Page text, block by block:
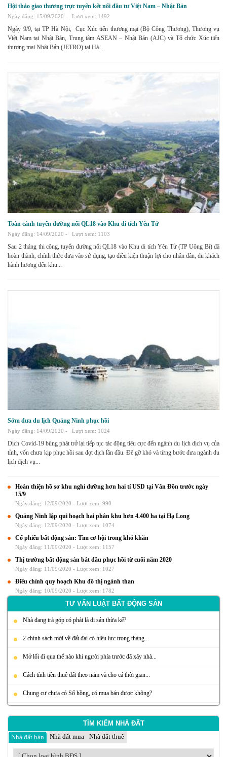
TÌM KIẾM NHÀ ĐẤT
Nhà đất bán
Nhà đất mua Nhà đất thuê
Hội thảo giao thương trực tuyến kết nối đầu tư Việt Nam – Nhật Bản
Ngày đăng: 15/09/2020 - Lượt xem: 1492
Ngày 9/9, tại TP Hà Nội, Cục Xúc tiến thương mại (Bộ Công Thương), Thương vụ
Việt Nam tại Nhật Bản, Trung tâm ASEAN – Nhật Bản (AJC) và Tổ chức Xúc tiến
thương mại Nhật Bản (JETRO) tại Hà...
Toàn cảnh tuyến đường nối QL18 vào Khu di tích Yên Tử
Ngày đăng: 14/09/2020 - Lượt xem: 1103
Sau 2 tháng thi công, tuyến đường nối QL18 vào Khu di tích Yên Tử (TP Uông Bí) đã
hoàn thành, chính thức đưa vào sử dụng, tạo điều kiện thuận lợi cho nhân dân, du khách
hành hương đến khu...
Sớm đưa du lịch Quảng Ninh phục hồi
Ngày đăng: 14/09/2020 - Lượt xem: 1024
Dịch Covid-19 bùng phát trở lại tiếp tục tác động tiêu cực đến ngành du lịch dịch vụ của
tỉnh, vốn chưa kịp phục hồi sau đợt dịch lần đầu. Để gỡ khó và từng bước đưa ngành du
lịch dịch vụ...
Hoàn thiện hồ sơ khu nghỉ dưỡng hơn hai tỉ USD tại Vân Đồn trước ngày
15/9
Ngày đăng: 12/09/2020 -Lượt xem: 990
Quảng Ninh lập qui hoạch hai phân khu hơn 4.400 ha tại Hạ Long
Ngày đăng: 12/09/2020 -Lượt xem: 1074
Cổ phiếu bất động sản: Tìm cơ hội trong khó khăn
Ngày đăng: 11/09/2020 -Lượt xem: 1157
Thị trường bất động sản bắt đầu phục hồi từ cuối năm 2020
Ngày đăng: 11/09/2020 -Lượt xem: 1027
Điều chỉnh quy hoạch Khu đô thị ngành than
Ngày đăng: 10/09/2020 -Lượt xem: 1782
TƯ VẤN LUẬT BẤT ĐỘNG SẢN
Nhà đang trả góp có phải là di sản thừa kế?
2 chính sách mới về đất đai có hiệu lực trong tháng...
Mở lối đi qua thế nào khi người phía trước đã xây nhà...
Cách tính tiền thuê đất theo năm và cho cả thời gian...
Chung cư chưa có Sổ hồng, có mua bán được không?